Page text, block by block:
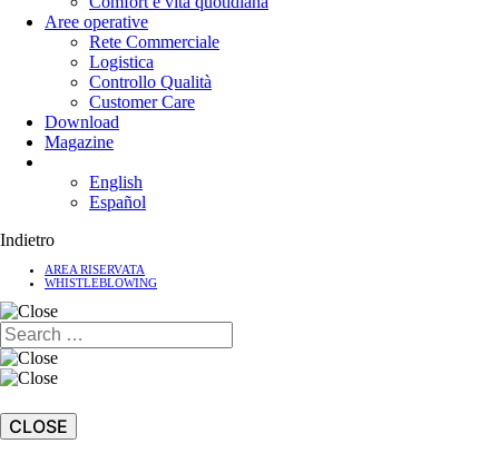
Aree operative
Rete Commerciale
Logistica
Controllo Qualità
Customer Care
Download
Magazine
English
Español
Indietro
AREA RISERVATA
WHISTLEBLOWING
CLOSE